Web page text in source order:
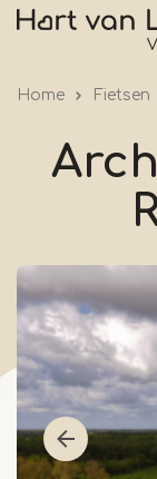
Overslaan
inhoud
Home Fietsen